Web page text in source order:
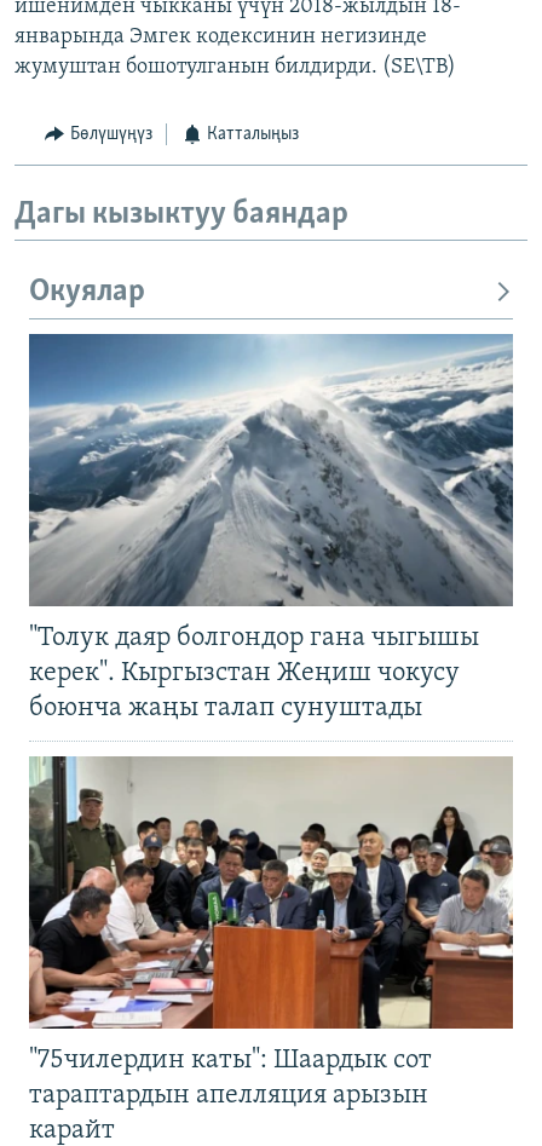
ишенимден чыкканы үчүн 2018-жылдын 18-
январында Эмгек кодексинин негизинде
жумуштан бошотулганын билдирди. (SE\TB)
Бөлүшүңүз Катталыңыз
Дагы кызыктуу баяндар
Окуялар
"Толук даяр болгондор гана чыгышы
керек". Кыргызстан Жеңиш чокусу
боюнча жаңы талап сунуштады
"75чилердин каты": Шаардык сот
тараптардын апелляция арызын
карайт